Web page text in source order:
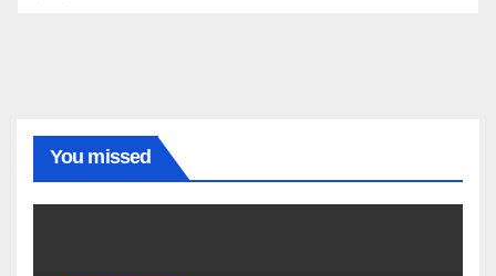
You missed